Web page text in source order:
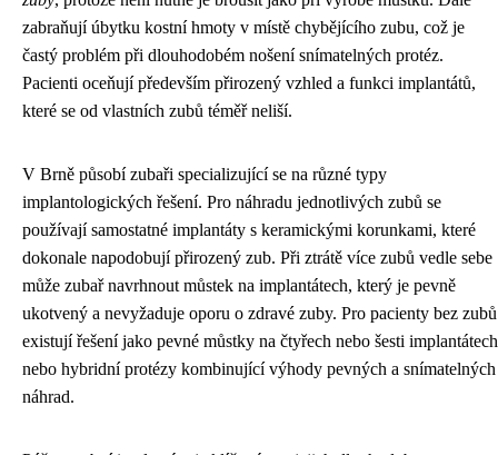
zabraňují úbytku kostní hmoty v místě chybějícího zubu, což je
častý problém při dlouhodobém nošení snímatelných protéz.
Pacienti oceňují především přirozený vzhled a funkci implantátů,
které se od vlastních zubů téměř neliší.
V Brně působí zubaři specializující se na různé typy
implantologických řešení. Pro náhradu jednotlivých zubů se
používají samostatné implantáty s keramickými korunkami, které
dokonale napodobují přirozený zub. Při ztrátě více zubů vedle sebe
může zubař navrhnout můstek na implantátech, který je pevně
ukotvený a nevyžaduje oporu o zdravé zuby. Pro pacienty bez zubů
existují řešení jako pevné můstky na čtyřech nebo šesti implantátech
nebo hybridní protézy kombinující výhody pevných a snímatelných
náhrad.